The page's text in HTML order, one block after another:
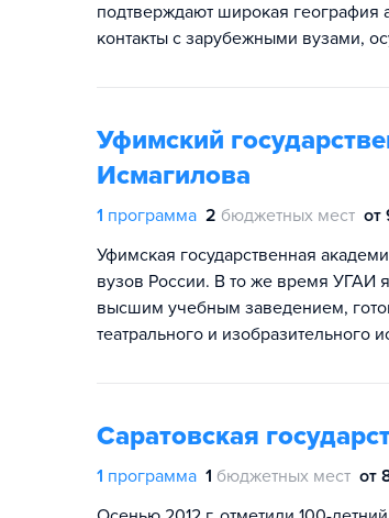
подтверждают широкая география
контакты с зарубежными вузами,
Уфимский
Исмагилова
1 программа 2 бюджетных мест от
Уфимская государственная
вузов России. В то же время УГАИ
высшим учебным заведением,
театрального и изобразительного
Саратовская
1 программа 1 бюджетных мест от